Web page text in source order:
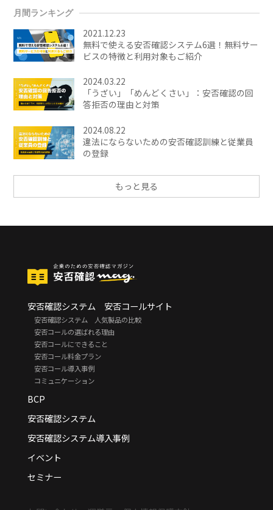
月間ランキング
2021.12.23
無料で使える安否確認システム6選！無料サー
ビスの特徴と利用対象もご紹介
2024.03.22
「うざい」「めんどくさい」：安否確認の回
答拒否の理由と対策
2024.08.22
違法にならないための安否確認訓練と従業員
の登録
もっと見る
安否確認システム 安否コールサイト
安否確認システム 人気製品の比較
安否コールの選ばれる理由
安否コールにできること
安否コール料金プラン
安否コール導入事例
コミュニケーション
BCP
安否確認システム
安否確認システム導入事例
イベント
セミナー